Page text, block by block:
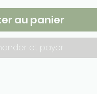
au panier
et payer